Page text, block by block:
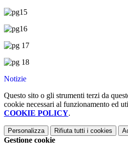
Notizie
Questo sito o gli strumenti terzi da
cookie necessari al funzionamento ed
COOKIE POLICY.
Personalizza Rifiuta tutti i cookies
Gestione cookie